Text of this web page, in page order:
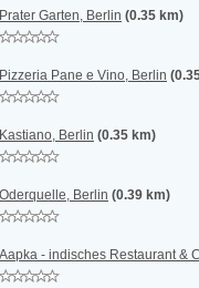
Prater Garten, Berlin (0.35 km)
Pizzeria Pane e Vino, Berlin
Kastiano, Berlin (0.35 km)
Oderquelle, Berlin (0.39 km)
Aapka - indisches Restaurant &